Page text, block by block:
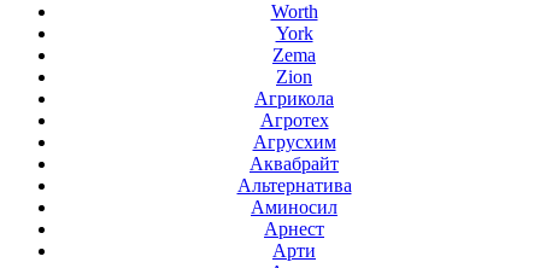
Worth
York
Zema
Zion
Агрикола
Агротех
Агрусхим
Аквабрайт
Альтернатива
Аминосил
Арнест
Арти